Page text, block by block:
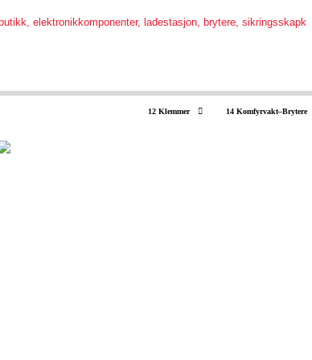
12 Klemmer 14 Komfyrvakt–Brytere